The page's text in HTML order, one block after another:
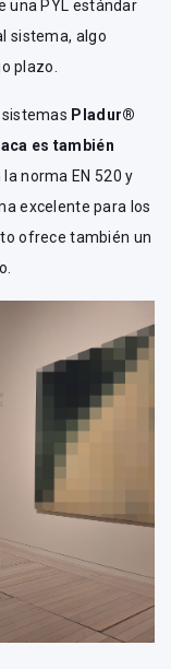
una PYL estándar
sistema, algo
plazo.
Pladur®
es también
norma EN 520 y
excelente para los
ofrece también un